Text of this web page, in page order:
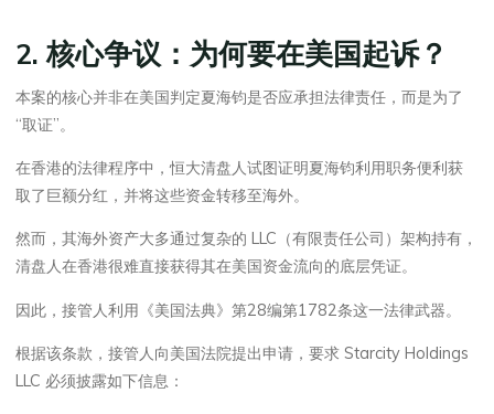
2. 核心争议：为何要在美国起诉？
本案的核心并非在美国判定夏海钧是否应承担法律责任，而是为了
“取证”。
在香港的法律程序中，恒大清盘人试图证明夏海钧利用职务便利获
取了巨额分红，并将这些资金转移至海外。
然而，其海外资产大多通过复杂的 LLC（有限责任公司）架构持有，
清盘人在香港很难直接获得其在美国资金流向的底层凭证。
因此，接管人利用《美国法典》第28编第1782条这一法律武器。
根据该条款，接管人向美国法院提出申请，要求 Starcity Holdings
LLC 必须披露如下信息：